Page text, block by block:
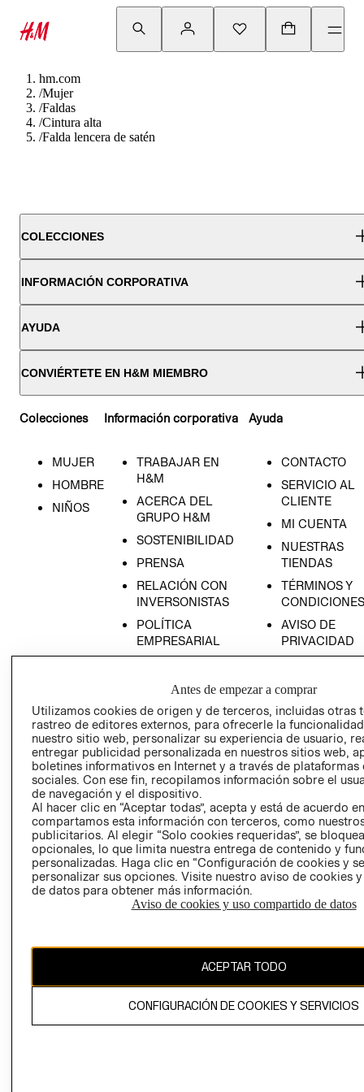
hm.com
/Mujer
/Faldas
/Cintura alta
/Falda lencera de satén
COLECCIONES
INFORMACIÓN CORPORATIVA
AYUDA
CONVIÉRTETE EN H&M MIEMBRO
Colecciones
MUJER
HOMBRE
NIÑOS
Información corporativa
TRABAJAR EN
H&M
ACERCA DEL
GRUPO H&M
SOSTENIBILIDAD
PRENSA
RELACIÓN CON
INVERSONISTAS
POLÍTICA
EMPRESARIAL
Ayuda
CONTACTO
SERVICIO AL
CLIENTE
MI CUENTA
NUESTRAS
TIENDAS
TÉRMINOS Y
CONDICIONES
AVISO DE
PRIVACIDAD
AVISO DE
LIBRO DE
Ecuador ($)
CAMBIAR REGIÓN
propiedad de H&M Hennes & Mauritz AB.
Antes de empezar a comprar
Utilizamos cookies de origen y de terceros, incluidas otras
rastreo de editores externos, para ofrecerle la
nuestro sitio web, personalizar su experiencia de usuario,
entregar publicidad personalizada en nuestros sitios web,
boletines informativos en Internet y a través de plataformas
sociales. Con ese fin, recopilamos información sobre el
de navegación y el dispositivo.
Al hacer clic en “Aceptar todas”, acepta y está de acuerdo
compartamos esta información con terceros, como
publicitarios. Al elegir “Solo cookies requeridas”, se
opcionales, lo que limita nuestra entrega de contenido y
personalizadas. Haga clic en “Configuración de cookies y
personalizar sus opciones. Visite nuestro aviso de cookies
de datos para obtener más información.
Aviso de cookies y uso compartido de datos
ACEPTAR TODO
CONFIGURACIÓN DE COOKIES Y SERVICIOS